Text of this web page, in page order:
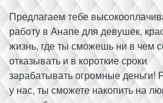
Предлагаем тебе
работу в Анапе для девушек,
жизнь, где ты сможешь ни в чем
отказывать и в короткие сроки
зарабатывать огромные деньги!
у нас, ты сможете накопить на